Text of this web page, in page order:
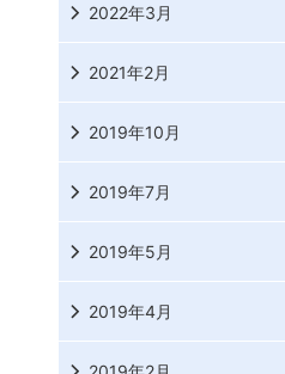
2022年3月
2021年2月
2019年10月
2019年7月
2019年5月
2019年4月